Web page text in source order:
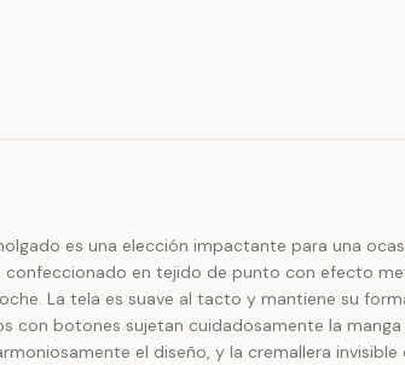
es una elección impactante para una
en tejido de punto con efecto
La tela es suave al tacto y mantiene su
con botones sujetan cuidadosamente la
el diseño, y la cremallera